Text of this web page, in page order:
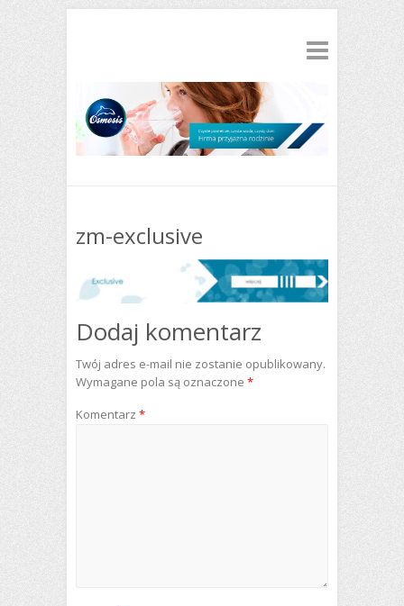
zm-exclusive
Dodaj komentarz
Twój adres e-mail nie zostanie opublikowany.
Wymagane pola są oznaczone *
Komentarz *